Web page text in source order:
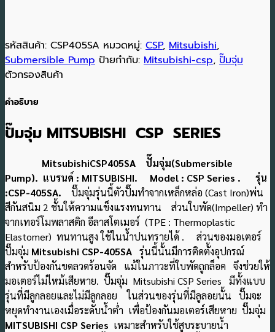
รหัสสินค้า: CSP405SA หมวดหมู่: CSP, Mitsubishi,
Submersible Pump ป้ายกำกับ: Mitsubishi-csp, ปั๊มจุ่ม
ตัวกรองสินค้า
คำอธิบาย
ปั๊มจุ่ม MITSUBISHI CSP SERIES
MitsubishiCSP405SA ปั๊มจุ่ม(Submersible
Pump). แบรนด์ : MITSUBISHI. Model : CSP Series . รุ่น
:CSP-405SA. ปั๊มจุ่มรุ่นนี้ตัวปั๊มทำจากเหล็กหล่อ (Cast Iron)พ่น
สีกันสนิม 2 ชั้นให้ความแข็งแรงทนทาน ส่วนใบพัด(Impeller) ทำ
จากเทอร์โมพลาสติก อีลาสโตเมอร์ (TPE : Thermoplastic
Elastomer) ทนทานสูง ใช้ในน้ำปนทรายได้ . ส่วนของมอเตอร์
ปั๊มจุ่ม Mitsubishi CSP-405SA รุ่นนี้นั้นมีการติดตั้งอุปกรณ์
สำหรับป้องกันขดลวดร้อนจัด แม้ในภาวะที่ใบพัดถูกล็อค จึงช่วยให้
มอเตอร์ไม่ไหม้เสียหาย. ปั๊มจุ่ม Mitsubishi CSP Series มีทั้งแบบ
รุ่นที่มีลูกลอยและไม่มีลูกลอย ในส่วนของรุ่นที่มีลูลอยนั้น ปั๊มจะ
หยุดทำงานเองเมื่อระดับน้ำต่ำ เพื่อป้องกันมอเตอร์เสียหาย ปั๊มจุ่ม
MITSUBISHI CSP Series เหมาะสำหรับใช้สูบระบายน้ำ